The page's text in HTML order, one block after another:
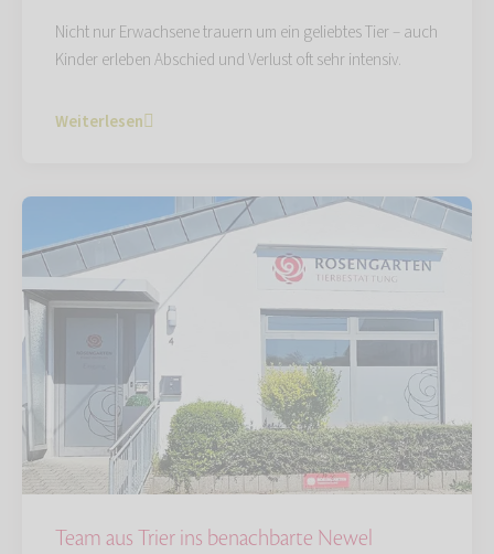
Nicht nur Erwachsene trauern um ein geliebtes Tier – auch
Kinder erleben Abschied und Verlust oft sehr intensiv.
Weiterlesen
Team aus Trier ins benachbarte Newel